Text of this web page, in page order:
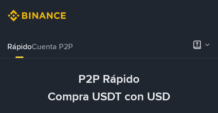
RápidoCuenta P2P
P2P Rápido
Compra USDT con USD